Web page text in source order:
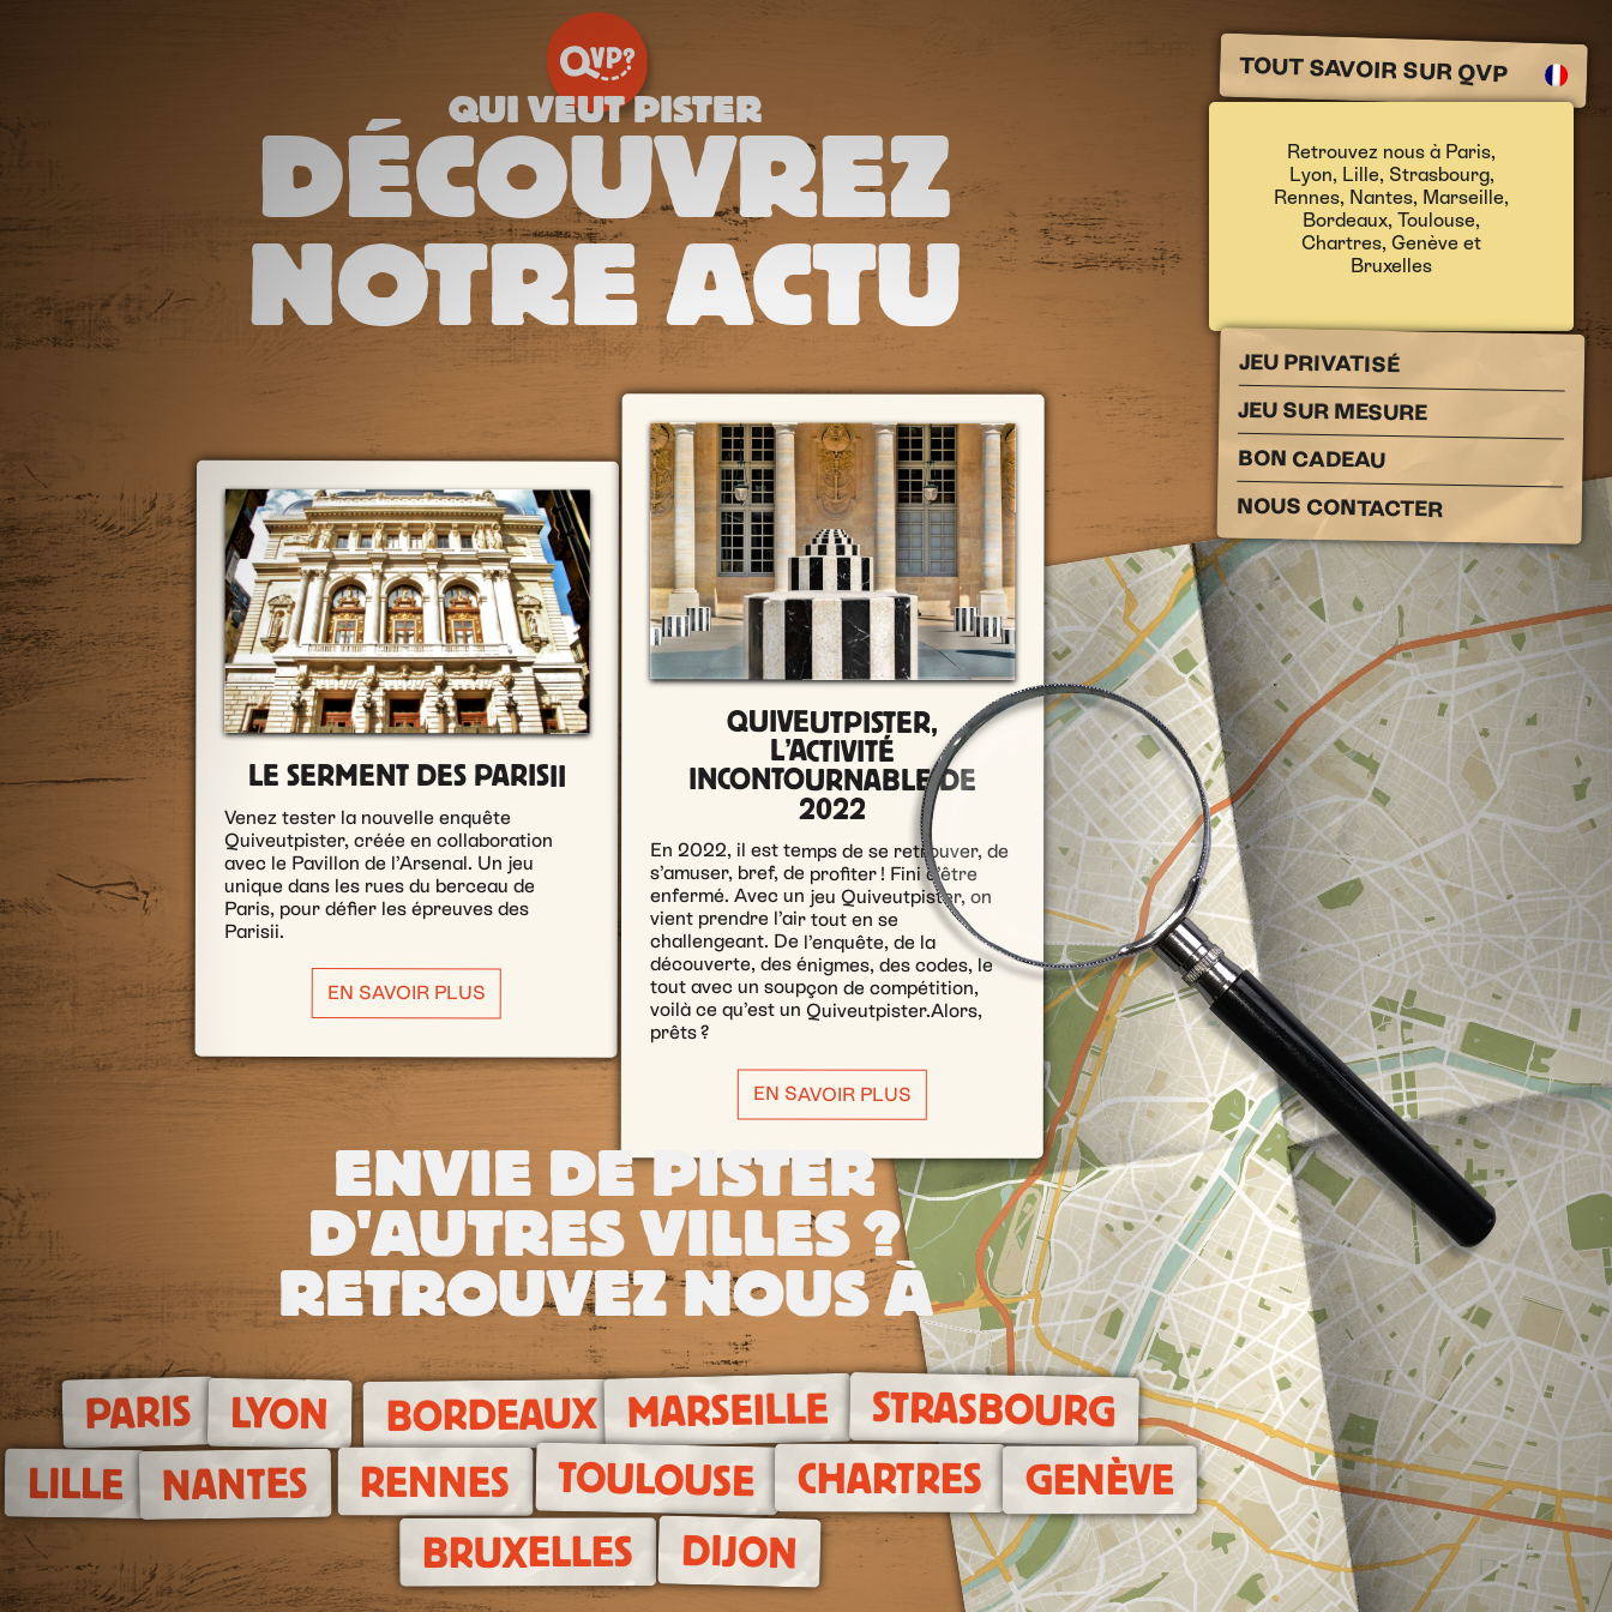
QUI VEUT PISTER
TOUT SAVOIR SUR QVP
Retrouvez nous à Paris,
Lyon, Lille, Strasbourg,
Rennes, Nantes, Marseille,
Bordeaux, Toulouse,
Chartres, Genève et
Bruxelles
JEU PRIVATISÉ
JEU SUR MESURE
BON CADEAU
NOUS CONTACTER
DÉCOUVREZ
NOTRE ACTU
LE SERMENT DES PARISII
Venez tester la nouvelle enquête
Quiveutpister, créée en collaboration
avec le Pavillon de l’Arsenal. Un jeu
unique dans les rues du berceau de
Paris, pour défier les épreuves des
Parisii.
EN SAVOIR PLUS
QUIVEUTPISTER,
L’ACTIVITÉ
INCONTOURNABLE DE
2022
En 2022, il est temps de se retrouver, de
s’amuser, bref, de profiter ! Fini d’être
enfermé. Avec un jeu Quiveutpister, on
vient prendre l’air tout en se
challengeant. De l’enquête, de la
découverte, des énigmes, des codes, le
tout avec un soupçon de compétition,
voilà ce qu’est un Quiveutpister.Alors,
prêts ?
EN SAVOIR PLUS
ENVIE DE PISTER
D'AUTRES VILLES ?
RETROUVEZ NOUS À
PARIS LYON BORDEAUX MARSEILLE STRASBOURG
LILLE NANTES RENNES TOULOUSE CHARTRES GENÈVE
BRUXELLES DIJON